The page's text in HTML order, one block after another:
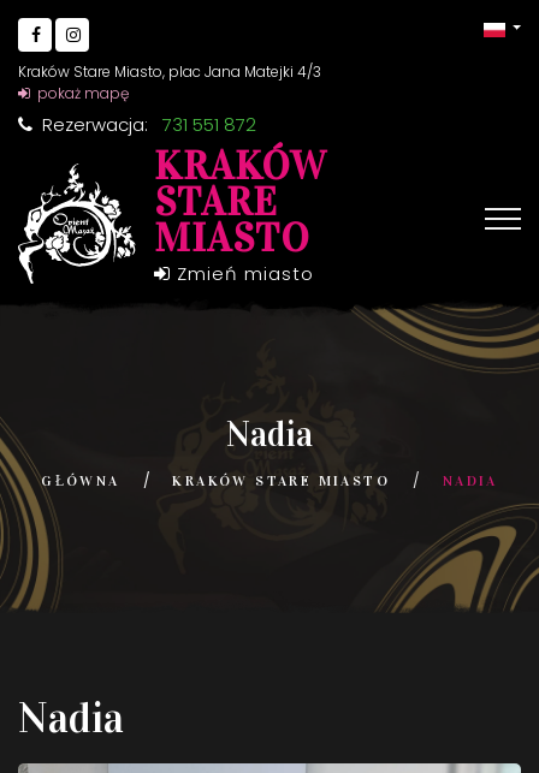
Kraków Stare Miasto, plac Jana Matejki 4/3
pokaż mapę
Rezerwacja: 731 551 872
KRAKÓW
STARE
MIASTO
Zmień miasto
Nadia
GŁÓWNA KRAKÓW STARE MIASTO NADIA
Nadia